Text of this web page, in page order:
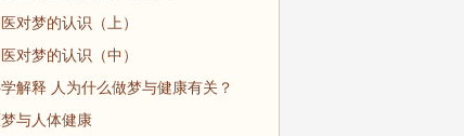
对梦的认识（上）
对梦的认识（中）
解释 人为什么做梦与健康有关？
与人体健康